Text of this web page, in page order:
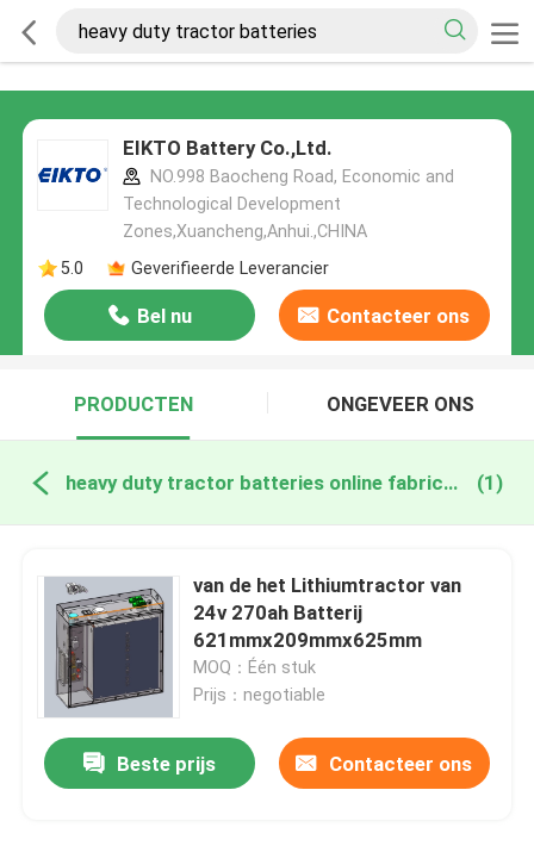
EIKTO Battery Co.,Ltd.
NO.998 Baocheng Road, Economic and
Technological Development
Zones,Xuancheng,Anhui.,CHINA
5.0
Geverifieerde Leverancier
Bel nu Contacteer ons
PRODUCTEN ONGEVEER ONS
heavy duty tractor batteries online fabricage (1)
van de het Lithiumtractor van
24v 270ah Batterij
621mmx209mmx625mm
MOQ：Één stuk
Prijs：negotiable
Beste prijs Contacteer ons